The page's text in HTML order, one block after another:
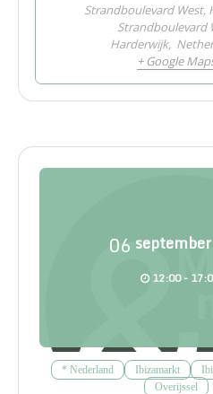
Strandboulevard West,
Strandboulevard
Harderwijk,
+ Google
06 september
12:00 -
* Nederland Ibizamarkt
Overijssel